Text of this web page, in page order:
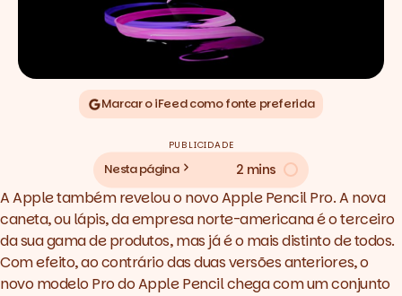
Marcar o iFeed como fonte preferida
PUBLICIDADE
Nesta página 2 mins
A Apple também revelou o novo Apple Pencil Pro. A nova
caneta, ou lápis, da empresa norte-americana é o terceiro
da sua gama de produtos, mas já é o mais distinto de todos.
Com efeito, ao contrário das duas versões anteriores, o
novo modelo Pro do Apple Pencil chega com um conjunto